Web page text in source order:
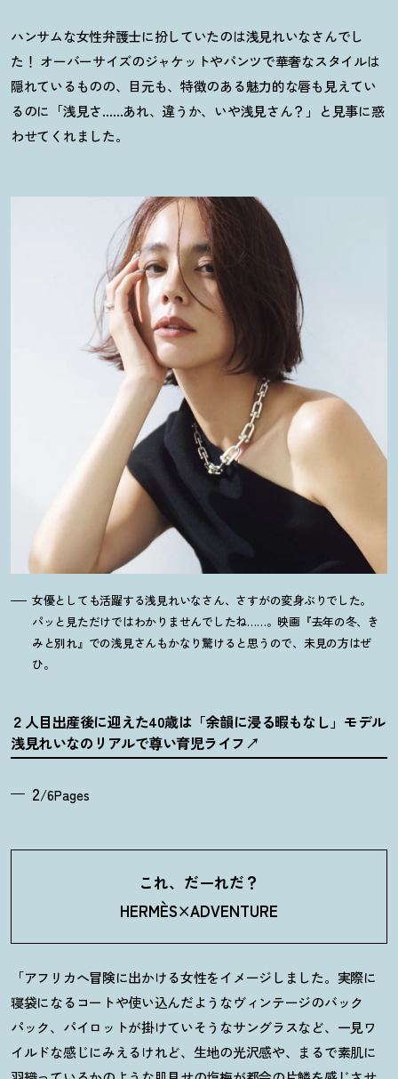
ハンサムな女性弁護士に扮していたのは浅見れいなさんでし
た ！ オーバーサイズのジャケットやパンツで華奢なスタイルは
隠れているものの、目元も、特徴のある魅力的な唇も見えてい
るのに「浅見さ……あれ、違うか、いや浅見さん？ 」と見事に惑
わせてくれました。
女優としても活躍する浅見れいなさん、さすがの変身ぶりでした。
パッと見ただけではわかりませんでしたね……。映画『去年の冬、き
みと別れ』での浅見さんもかなり驚けると思うので、未見の方はぜ
ひ。
２人目出産後に迎えた40歳は「余韻に浸る暇もなし」モデル
浅見れいなのリアルで尊い育児ライフ
2/6Pages
これ、だーれだ ？
HERMÈS×ADVENTURE
「アフリカへ冒険に出かける女性をイメージしました。実際に
寝袋になるコートや使い込んだようなヴィンテージのバック
パック、パイロットが掛けていそうなサングラスなど、一見ワ
イルドな感じにみえるけれど、生地の光沢感や、まるで素肌に